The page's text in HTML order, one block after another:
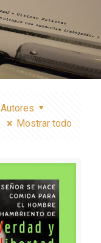
Autores
Mostrar todo